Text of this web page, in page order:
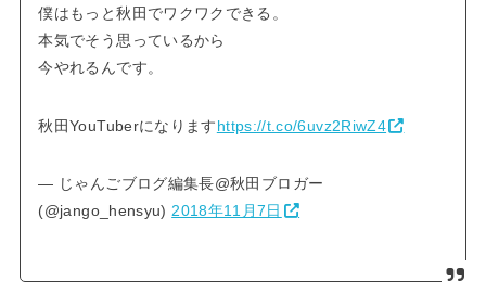
僕はもっと秋田でワクワクできる。
本気でそう思っているから
今やれるんです。
秋田YouTuberになりますhttps://t.co/6uvz2RiwZ4
— じゃんごブログ編集長@秋田ブロガー
(@jango_hensyu)2018年11月7日